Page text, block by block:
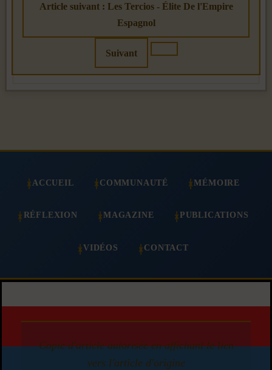
Article suivant : Les Tercios - Élite De l'Empire
Espagnol
Suivant
ACCUEIL COMMUNAUTÉ MÉMOIRE
RÉFLEXION MAGAZINE PUBLICATIONS
VIDÉOS CONTACT
Copie d'article autorisée en affichant le lien
vers l'article d'origine